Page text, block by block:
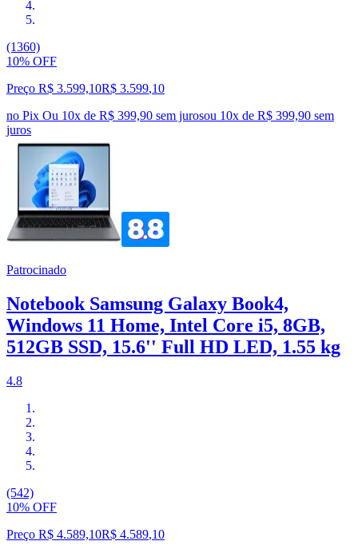
(1360)
10% OFF
Preço R$ 3.599,10R$ 3.599,10
no Pix Ou 10x de R$ 399,90 sem jurosou 10x de R$ 399,90 sem
juros
Patrocinado
Notebook Samsung Galaxy Book4,
Windows 11 Home, Intel Core i5, 8GB,
512GB SSD, 15.6'' Full HD LED, 1.55 kg
4.8
(542)
10% OFF
Preço R$ 4.589,10R$ 4.589,10